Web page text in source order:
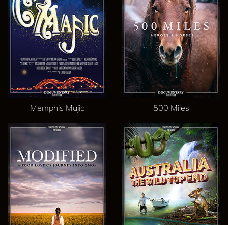
Memphis Majic 500 Miles